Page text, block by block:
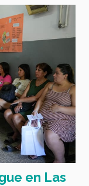
en Las